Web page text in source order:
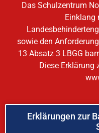
Das Schulzentrum
Einklang
sowie den
13 Absatz 3 LBGG
Diese Erklärung
Erklärungen zur